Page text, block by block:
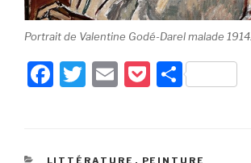
Portrait de Valentine Godé-Darel malade 1914.
F
e
T
er
E
P
k
P
g
CATÉGORIES
LITTÉRATURE , PEINTURE